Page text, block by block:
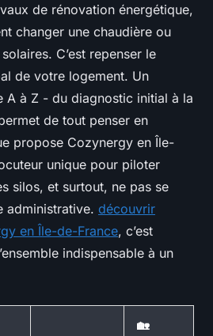
de rénovation énergétique,
changer une chaudière ou
C’est repenser le
de votre logement. Un
A à Z - du diagnostic initial à la
de tout penser en
propose Cozynergy en Île-
unique pour piloter
silos, et surtout, ne pas se
administrative. découvrir
en Île-de-France, c’est
indispensable à un
🏡